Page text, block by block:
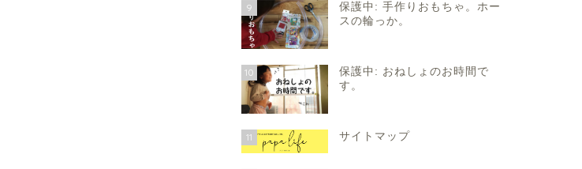
9
保護中: 手作りおもちゃ。ホー
スの輪っか。
10
保護中: おねしょのお時間で
す。
11 サイトマップ